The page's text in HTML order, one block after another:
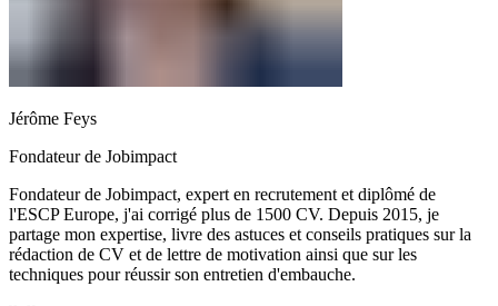
Jérôme Feys
Fondateur de Jobimpact
Fondateur de Jobimpact, expert en recrutement et diplômé de
l'ESCP Europe, j'ai corrigé plus de 1500 CV. Depuis 2015, je
partage mon expertise, livre des astuces et conseils pratiques sur la
rédaction de CV et de lettre de motivation ainsi que sur les
techniques pour réussir son entretien d'embauche.